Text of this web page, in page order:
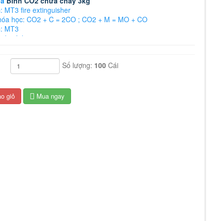
MT3 fire extinguisher
học: CO2 + C = 2CO ­; CO2 + M = MO + CO
MT3
xách tay
bên trong: 3kg
bình: 10kg
Số lượng: 100 Cái
giỏ Mua ngay